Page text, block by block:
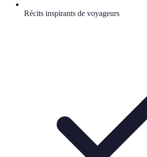
Récits inspirants de voyageurs